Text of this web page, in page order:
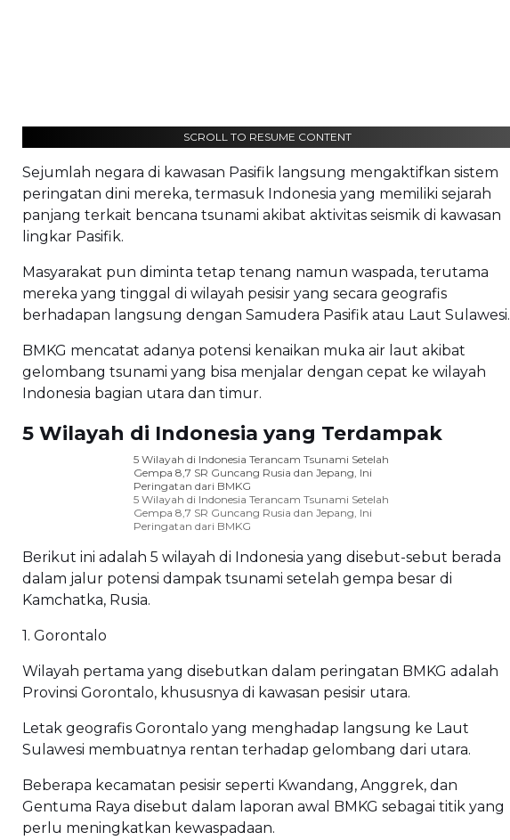
SCROLL TO RESUME CONTENT
Sejumlah negara di kawasan Pasifik langsung mengaktifkan sistem
peringatan dini mereka, termasuk Indonesia yang memiliki sejarah
panjang terkait bencana tsunami akibat aktivitas seismik di kawasan
lingkar Pasifik.
Masyarakat pun diminta tetap tenang namun waspada, terutama
mereka yang tinggal di wilayah pesisir yang secara geografis
berhadapan langsung dengan Samudera Pasifik atau Laut Sulawesi.
BMKG mencatat adanya potensi kenaikan muka air laut akibat
gelombang tsunami yang bisa menjalar dengan cepat ke wilayah
Indonesia bagian utara dan timur.
5 Wilayah di Indonesia yang Terdampak
5 Wilayah di Indonesia Terancam Tsunami Setelah
Gempa 8,7 SR Guncang Rusia dan Jepang, Ini
Peringatan dari BMKG
5 Wilayah di Indonesia Terancam Tsunami Setelah
Gempa 8,7 SR Guncang Rusia dan Jepang, Ini
Peringatan dari BMKG
Berikut ini adalah 5 wilayah di Indonesia yang disebut-sebut berada
dalam jalur potensi dampak tsunami setelah gempa besar di
Kamchatka, Rusia.
1. Gorontalo
Wilayah pertama yang disebutkan dalam peringatan BMKG adalah
Provinsi Gorontalo, khususnya di kawasan pesisir utara.
Letak geografis Gorontalo yang menghadap langsung ke Laut
Sulawesi membuatnya rentan terhadap gelombang dari utara.
Beberapa kecamatan pesisir seperti Kwandang, Anggrek, dan
Gentuma Raya disebut dalam laporan awal BMKG sebagai titik yang
perlu meningkatkan kewaspadaan.